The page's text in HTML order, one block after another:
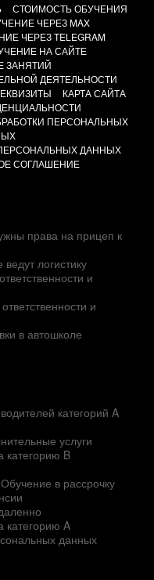
СТОИМОСТЬ ОБУЧЕНИЯ
ЧЕРЕЗ MAX
ЧЕРЕЗ TELEGRAM
НА САЙТЕ
ЗАНЯТИЙ
ДЕЯТЕЛЬНОСТИ
КАРТА САЙТА
ПЕРСОНАЛЬНЫХ
ДАННЫХ
СОГЛАШЕНИЕ
права на прицеп к
логистику
и
и
в автошколе
категорий A
услуги
категорию B
Обучение в рассрочку
категорию A
данных